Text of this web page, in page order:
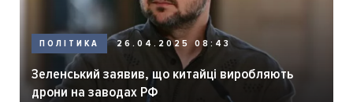
ПОЛІТИКА 26.04.2025 08:43
Зеленський заявив, що китайці виробляють
дрони на заводах РФ